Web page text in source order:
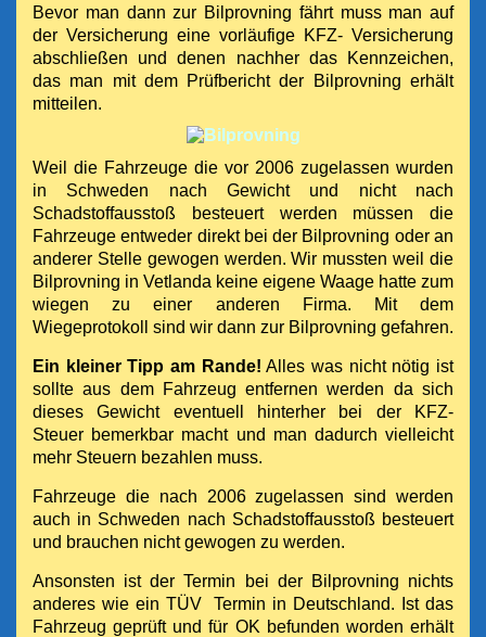
Bevor man dann zur Bilprovning fährt muss man auf
der Versicherung eine vorläufige KFZ- Versicherung
abschließen und denen nachher das Kennzeichen,
das man mit dem Prüfbericht der Bilprovning erhält
mitteilen.
Weil die Fahrzeuge die vor 2006 zugelassen wurden
in Schweden nach Gewicht und nicht nach
Schadstoffausstoß besteuert werden müssen die
Fahrzeuge entweder direkt bei der Bilprovning oder an
anderer Stelle gewogen werden. Wir mussten weil die
Bilprovning in Vetlanda keine eigene Waage hatte zum
wiegen zu einer anderen Firma. Mit dem
Wiegeprotokoll sind wir dann zur Bilprovning gefahren.
Ein kleiner Tipp am Rande! Alles was nicht nötig ist
sollte aus dem Fahrzeug entfernen werden da sich
dieses Gewicht eventuell hinterher bei der KFZ-
Steuer bemerkbar macht und man dadurch vielleicht
mehr Steuern bezahlen muss.
Fahrzeuge die nach 2006 zugelassen sind werden
auch in Schweden nach Schadstoffausstoß besteuert
und brauchen nicht gewogen zu werden.
Ansonsten ist der Termin bei der Bilprovning nichts
anderes wie ein TÜV Termin in Deutschland. Ist das
Fahrzeug geprüft und für OK befunden worden erhält